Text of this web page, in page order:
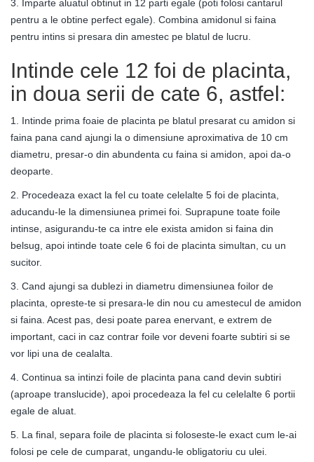
3. Imparte aluatul obtinut in 12 parti egale (poti folosi cantarul
pentru a le obtine perfect egale). Combina amidonul si faina
pentru intins si presara din amestec pe blatul de lucru.
Intinde cele 12 foi de placinta,
in doua serii de cate 6, astfel:
1. Intinde prima foaie de placinta pe blatul presarat cu amidon si
faina pana cand ajungi la o dimensiune aproximativa de 10 cm
diametru, presar-o din abundenta cu faina si amidon, apoi da-o
deoparte.
2. Procedeaza exact la fel cu toate celelalte 5 foi de placinta,
aducandu-le la dimensiunea primei foi. Suprapune toate foile
intinse, asigurandu-te ca intre ele exista amidon si faina din
belsug, apoi intinde toate cele 6 foi de placinta simultan, cu un
sucitor.
3. Cand ajungi sa dublezi in diametru dimensiunea foilor de
placinta, opreste-te si presara-le din nou cu amestecul de amidon
si faina. Acest pas, desi poate parea enervant, e extrem de
important, caci in caz contrar foile vor deveni foarte subtiri si se
vor lipi una de cealalta.
4. Continua sa intinzi foile de placinta pana cand devin subtiri
(aproape translucide), apoi procedeaza la fel cu celelalte 6 portii
egale de aluat.
5. La final, separa foile de placinta si foloseste-le exact cum le-ai
folosi pe cele de cumparat, ungandu-le obligatoriu cu ulei.